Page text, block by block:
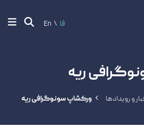
فا En
ریه
و رویدادها ورکشاپ سونوگرافی ریه